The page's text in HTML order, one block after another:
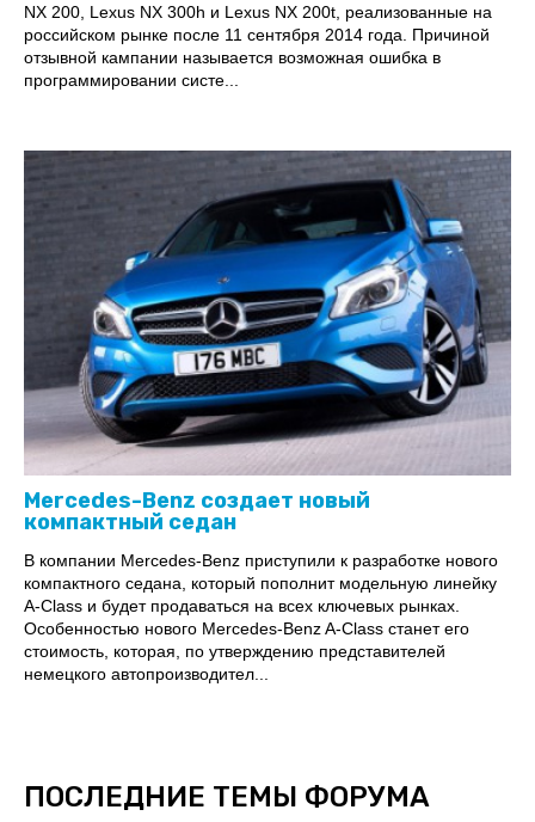
NX 200, Lexus NX 300h и Lexus NX 200t, реализованные на
российском рынке после 11 сентября 2014 года. Причиной
отзывной кампании называется возможная ошибка в
программировании систе...
Mercedes-Benz создает новый
компактный седан
В компании Mercedes-Benz приступили к разработке нового
компактного седана, который пополнит модельную линейку
A-Class и будет продаваться на всех ключевых рынках.
Особенностью нового Mercedes-Benz A-Class станет его
стоимость, которая, по утверждению представителей
немецкого автопроизводител...
ПОСЛЕДНИЕ ТЕМЫ ФОРУМА